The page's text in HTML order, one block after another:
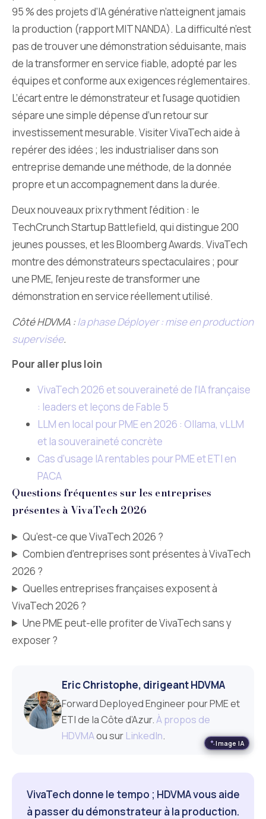
95 % des projets d’IA générative n’atteignent jamais
la production (rapport MIT NANDA). La difficulté n’est
pas de trouver une démonstration séduisante, mais
de la transformer en service fiable, adopté par les
équipes et conforme aux exigences réglementaires.
L’écart entre le démonstrateur et l’usage quotidien
sépare une simple dépense d’un retour sur
investissement mesurable. Visiter VivaTech aide à
repérer des idées ; les industrialiser dans son
entreprise demande une méthode, de la donnée
propre et un accompagnement dans la durée.
Deux nouveaux prix rythment l’édition : le
TechCrunch Startup Battlefield, qui distingue 200
jeunes pousses, et les Bloomberg Awards. VivaTech
montre des démonstrateurs spectaculaires ; pour
une PME, l’enjeu reste de transformer une
démonstration en service réellement utilisé.
Côté HDVMA :la phase Déployer : mise en production
supervisée.
Pour aller plus loin
VivaTech 2026 et souveraineté de l’IA française
: leaders et leçons de Fable 5
LLM en local pour PME en 2026 : Ollama, vLLM
et la souveraineté concrète
Cas d’usage IA rentables pour PME et ETI en
PACA
Questions fréquentes sur les entreprises
présentes à VivaTech 2026
Qu’est-ce que VivaTech 2026 ?
Combien d’entreprises sont présentes à VivaTech
2026 ?
Quelles entreprises françaises exposent à
VivaTech 2026 ?
Une PME peut-elle profiter de VivaTech sans y
exposer ?
Eric Christophe, dirigeant HDVMA
Forward Deployed Engineer pour PME et
ETI de la Côte d’Azur.À propos de
HDVMAou sur LinkedIn.
Image IA
VivaTech donne le tempo ; HDVMA vous aide
à passer du démonstrateur à la production.